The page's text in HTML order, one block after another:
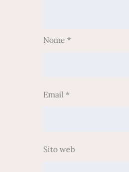
Nome *
Email *
Sito web